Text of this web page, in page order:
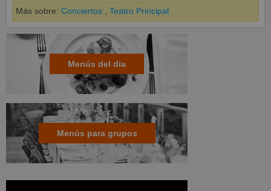
Más sobre: Conciertos Teatro Principal
Menús del dia
Menús para grupos